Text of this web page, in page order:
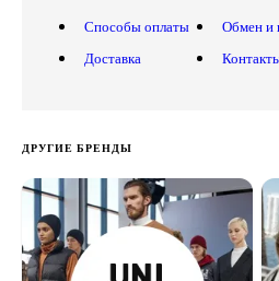
Способы оплаты
Доставка
Обмен и
ДРУГИЕ БРЕНДЫ